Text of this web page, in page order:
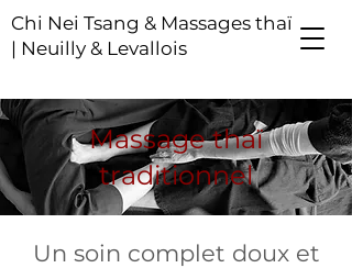
Chi Nei Tsang & Massages thaï
| Neuilly & Levallois
Massage thaï
traditionnel
Un soin complet doux et